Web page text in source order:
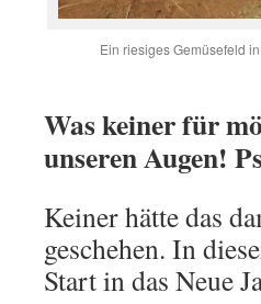
Ein riesiges Gemüsefeld
Was keiner für
unseren Augen!
Keiner hätte das
geschehen. In
Start in das Neue